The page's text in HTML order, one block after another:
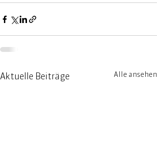
Aktuelle Beiträge Alle ansehen